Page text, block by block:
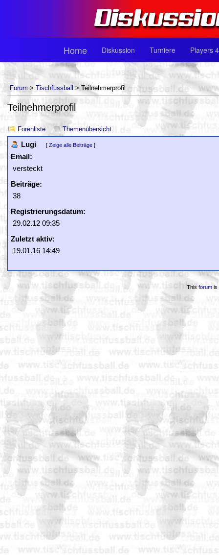
Home Diskussion Turniere Players
Forum > Tischfussball > Teilnehmerprofil
Teilnehmerprofil
Forenliste Themenübersicht
Lugi [ Zeige alle Beiträge ]
Email:
versteckt
Beiträge:
38
Registrierungsdatum:
29.02.12 09:35
Zuletzt aktiv:
19.01.16 14:49
Thisforumis